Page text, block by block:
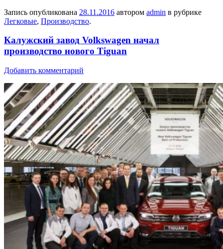
Запись опубликована 28.11.2016 автором admin в рубрике
Легковые, Производство.
Калужский завод Volkswagen начал
производство нового Tiguan
Добавить комментарий